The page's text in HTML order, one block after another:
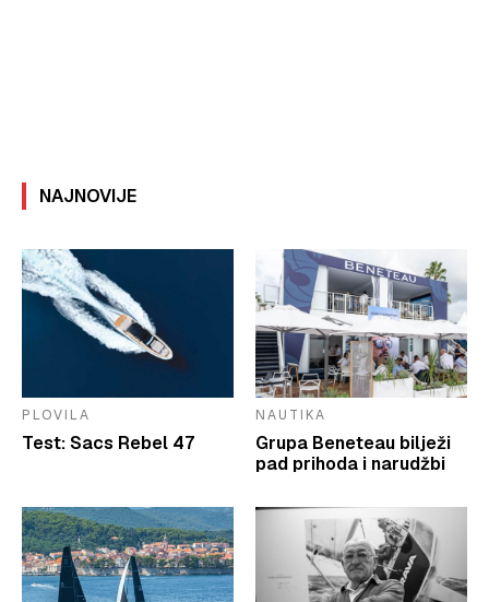
NAJNOVIJE
PLOVILA
Test: Sacs Rebel 47
NAUTIKA
Grupa Beneteau bilježi
pad prihoda i narudžbi